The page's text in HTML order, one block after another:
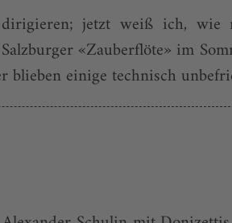
jetzt weiß ich, wie
«Zauberflöte» im
einige technisch